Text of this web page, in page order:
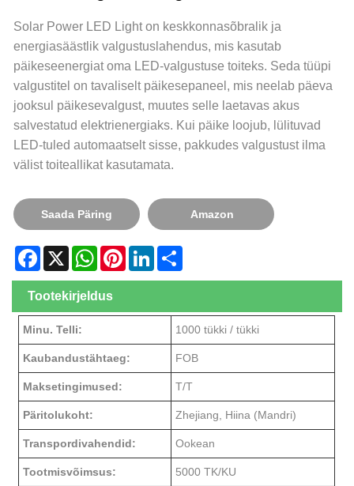
Solar Power LED Light on keskkonnasõbralik ja
energiasäästlik valgustuslahendus, mis kasutab
päikeseenergiat oma LED-valgustuse toiteks. Seda tüüpi
valgustitel on tavaliselt päikesepaneel, mis neelab päeva
jooksul päikesevalgust, muutes selle laetavas akus
salvestatud elektrienergiaks. Kui päike loojub, lülituvad
LED-tuled automaatselt sisse, pakkudes valgustust ilma
välist toiteallikat kasutamata.
Saada Päring Amazon
Facebook
X WhatsApp
PinterestLinkedIn
Tootekirjeldus
Minu. Telli: 1000 tükki / tükki
Kaubandustähtaeg: FOB
Maksetingimused: T/T
Päritolukoht: Zhejiang, Hiina (Mandri)
Transpordivahendid: Ookean
Tootmisvõimsus: 5000 TK/KU